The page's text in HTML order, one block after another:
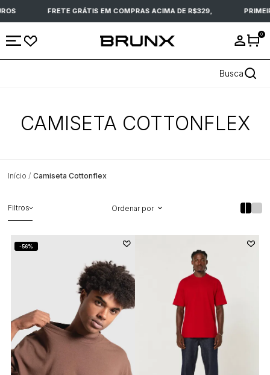
FRETE GRÁTIS EM COMPRAS ACIMA DE R$329,
0
Busca
CAMISETA COTTONFLEX
Início Camiseta Cottonflex
Filtros Ordenar por
56%